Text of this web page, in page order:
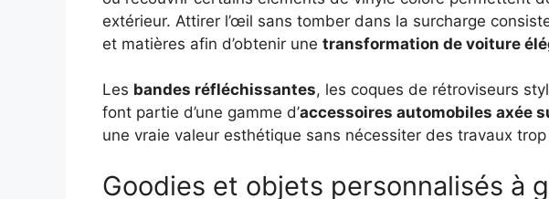
extérieur. Attirer l’œil sans tomber dans la surcharge
et matières afin d’obtenir une transformation de voiture
Les bandes réfléchissantes, les coques de rétroviseurs
font partie d’une gamme d’accessoires automobiles axée
une vraie valeur esthétique sans nécessiter des travaux
Goodies et objets personnalisés à